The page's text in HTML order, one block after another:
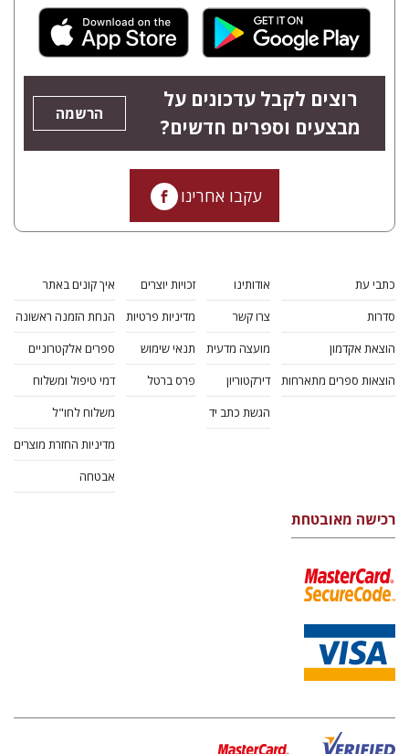
רוצים לקבל עדכונים על
מבצעים וספרים חדשים?
הרשמה
עקבו אחרינו
כתבי עת
סדרות
הוצאת אקדמון
הוצאות ספרים מתארחות
אודותינו
צרו קשר
מועצה מדעית
דירקטוריון
הגשת כתב יד
זכויות יוצרים
מדיניות פרטיות
תנאי שימוש
פרס ברטל
איך קונים באתר
הנחת הזמנה ראשונה
ספרים אלקטרוניים
דמי טיפול ומשלוח
משלוח לחו"ל
מדיניות החזרת מוצרים
אבטחה
רכישה מאובטחת